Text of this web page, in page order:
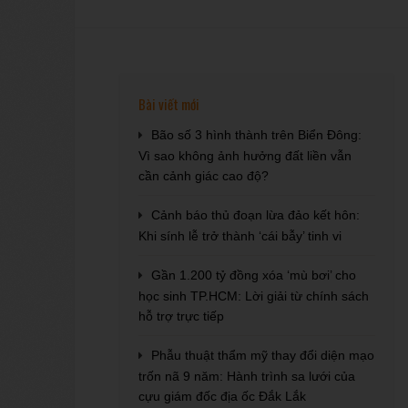
Bài viết mới
Bão số 3 hình thành trên Biển Đông:
Vì sao không ảnh hưởng đất liền vẫn
cần cảnh giác cao độ?
Cảnh báo thủ đoạn lừa đảo kết hôn:
Khi sính lễ trở thành ‘cái bẫy’ tinh vi
Gần 1.200 tỷ đồng xóa ‘mù bơi’ cho
học sinh TP.HCM: Lời giải từ chính sách
hỗ trợ trực tiếp
Phẫu thuật thẩm mỹ thay đổi diện mạo
trốn nã 9 năm: Hành trình sa lưới của
cựu giám đốc địa ốc Đắk Lắk